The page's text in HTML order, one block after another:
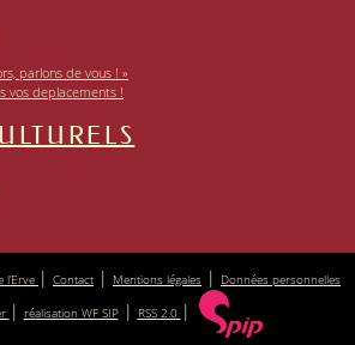
parlons de vous ! »
vos deplacements !
| Contact | Mentions légales | Données personnelles
| réalisation WF SIP| RSS 2.0 |